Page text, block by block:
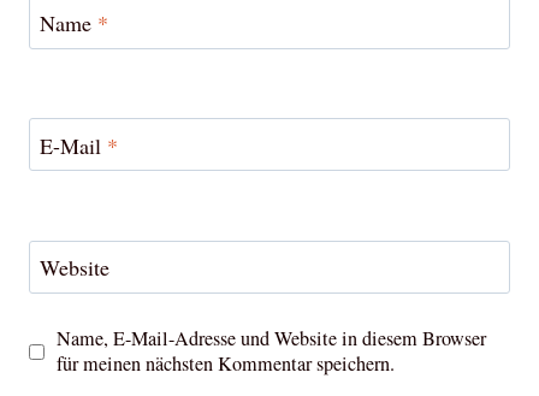
Name *
E-Mail *
Website
Name, E-Mail-Adresse und Website in diesem Browser
für meinen nächsten Kommentar speichern.